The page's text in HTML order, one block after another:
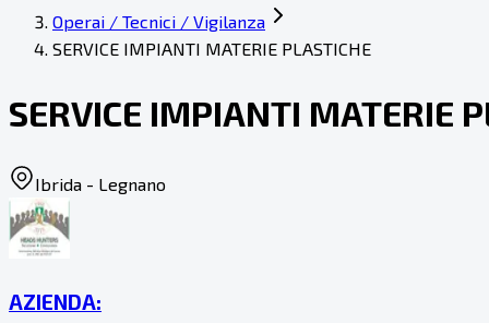
Operai / Tecnici / Vigilanza
SERVICE IMPIANTI MATERIE PLASTICHE
SERVICE IMPIANTI MATERIE
Ibrida - Legnano
AZIENDA: